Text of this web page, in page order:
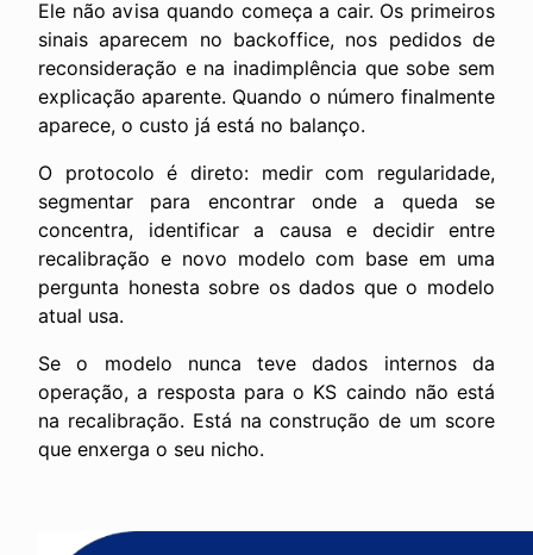
Ele não avisa quando começa a cair. Os primeiros
sinais aparecem no backoffice, nos pedidos de
reconsideração e na inadimplência que sobe sem
explicação aparente. Quando o número finalmente
aparece, o custo já está no balanço.
O protocolo é direto: medir com regularidade,
segmentar para encontrar onde a queda se
concentra, identificar a causa e decidir entre
recalibração e novo modelo com base em uma
pergunta honesta sobre os dados que o modelo
atual usa.
Se o modelo nunca teve dados internos da
operação, a resposta para o KS caindo não está
na recalibração. Está na construção de um score
que enxerga o seu nicho.